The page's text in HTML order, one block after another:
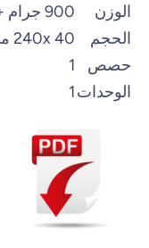
الوزن
900 جرام +/- 5%
الحجم
240x 40 ملم
حصص
1
الوحدات1